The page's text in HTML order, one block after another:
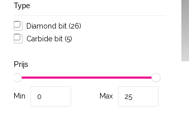
Type
Diamond bit (26)
Carbide bit (5)
Prijs
Min Max